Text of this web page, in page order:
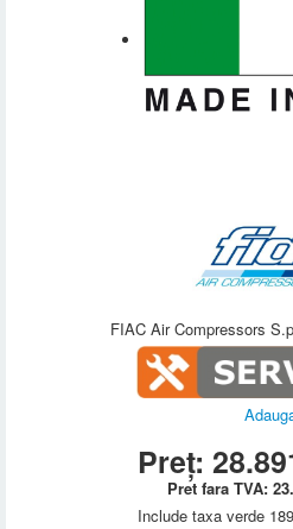
FIAC Air Compressors
Preț:
Pret fara TVA:
Include taxa verde